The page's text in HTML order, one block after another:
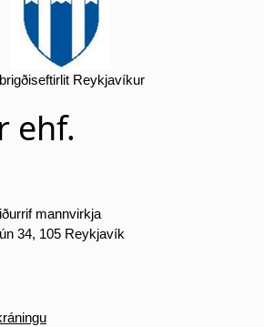
Reykjavíkur
ehf.
mannvirkja
34, 105 Reykjavík